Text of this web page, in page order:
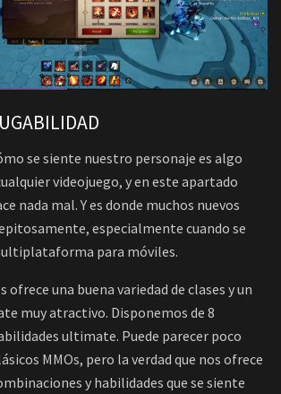
se siente nuestro personaje es algo
videojuego, y en este apartado
nada mal. Y es donde muchos nuevos
especialmente cuando se
para móviles.
ofrece una buena variedad de clases y un
muy atractivo. Disponemos de 8
ultimate. Puede parecer poco
MMOs, pero la verdad que nos ofrece
y habilidades que se siente